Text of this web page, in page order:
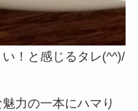
！と感じるタレ(^^)/
力の一本にハマり